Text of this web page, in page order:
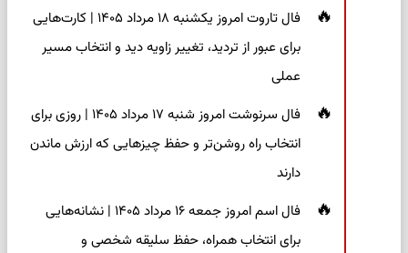
فال تاروت امروز یکشنبه ۱۸ مرداد ۱۴۰۵ | کارت‌هایی
برای عبور از تردید، تغییر زاویه دید و انتخاب مسیر
عملی
فال سرنوشت امروز شنبه ۱۷ مرداد ۱۴۰۵ | روزی برای
انتخاب راه روشن‌تر و حفظ چیزهایی که ارزش ماندن
دارند
فال اسم امروز جمعه ۱۶ مرداد ۱۴۰۵ | نشانه‌هایی
برای انتخاب همراه، حفظ سلیقه شخصی و